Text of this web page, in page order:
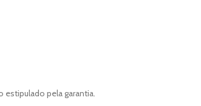
pela garantia.